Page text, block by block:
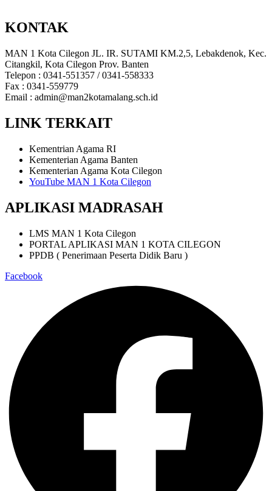
KONTAK
MAN 1 Kota Cilegon JL. IR. SUTAMI KM.2,5, Lebakdenok, Kec.
Citangkil, Kota Cilegon Prov. Banten
Telepon : 0341-551357 / 0341-558333
Fax : 0341-559779
Email : admin@man2kotamalang.sch.id
LINK TERKAIT
Kementrian Agama RI
Kementerian Agama Banten
Kementerian Agama Kota Cilegon
YouTube MAN 1 Kota Cilegon
APLIKASI MADRASAH
LMS MAN 1 Kota Cilegon
PORTAL APLIKASI MAN 1 KOTA CILEGON
PPDB ( Penerimaan Peserta Didik Baru )
Facebook